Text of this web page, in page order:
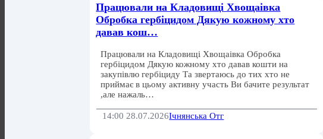
Працювали на Кладовищі Хвощаівка
Обробка гербіцидом Дякую кожному хто
давав кош…
Працювали на Кладовищі Хвощаівка Обробка
гербіцидом Дякую кожному хто давав кошти на
закупівлю гербіциду Та звертаюсь до тих хто не
приймає в цьому активну участь Ви бачите результат
,але нажаль…
14:00 28.07.2026Ічнянська Отг